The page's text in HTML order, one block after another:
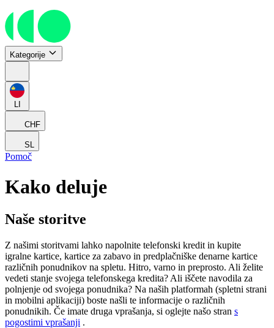
Kategorije
LI
CHF
SL
Pomoč
Kako deluje
Naše storitve
Z našimi storitvami lahko napolnite telefonski kredit in kupite
igralne kartice, kartice za zabavo in predplačniške denarne kartice
različnih ponudnikov na spletu. Hitro, varno in preprosto. Ali želite
vedeti stanje svojega telefonskega kredita? Ali iščete navodila za
polnjenje od svojega ponudnika? Na naših platformah (spletni strani
in mobilni aplikaciji) boste našli te informacije o različnih
ponudnikih. Če imate druga vprašanja, si oglejte našo stran s
pogostimi vprašanji .